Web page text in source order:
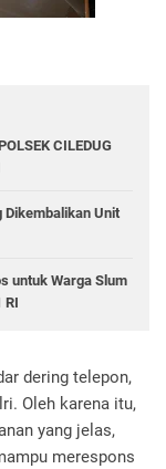
CILEDUG
Dikembalikan Unit
untuk Warga Slum
RI
dering telepon,
Oleh karena itu,
yang jelas,
merespons